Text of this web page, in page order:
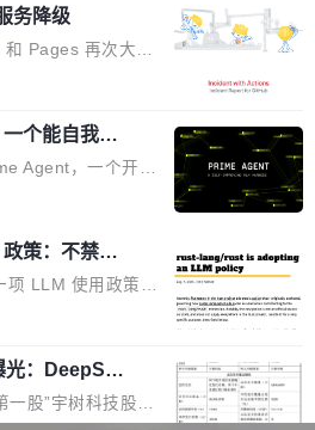
，一位 ICLR 2
释，但 FA2 是他
恰到好处，刚好能
那些"邪恶的" Hopp
改和适配。 更关
式能力，为不同类
联提供关键支撑，
与商业增长打开新
智能硬件开发者日
Develope
向智能硬件产业
家与资深技术顾
设备适配、芯片适
性测评及统一互联
流，帮助企业进一
务降级
Pages 再次大规
可用超过 5 小时，
也因调度层故
code review、C
响。从检测到完全
年 8 月的第六
服务相关。 Git
中贴出了一组数
。现在，每周
次。GitHub...
个能自我改
3 超越人类
Agent，一个开源
设计围绕两个抽
（RLM）和 C
3 基准测试
组合达到了 95.
ARC 报告的人类专
coding agent 包装
上大多数 coding
harness 的设
策：不禁
是你写的
项 LLM 使用政策，
的代码贡献。这不
由五个团队采纳，
于 AI 辅助贡献最
只有一句话：LLM
光：DeepSe
个月
一股”宇树科技股份